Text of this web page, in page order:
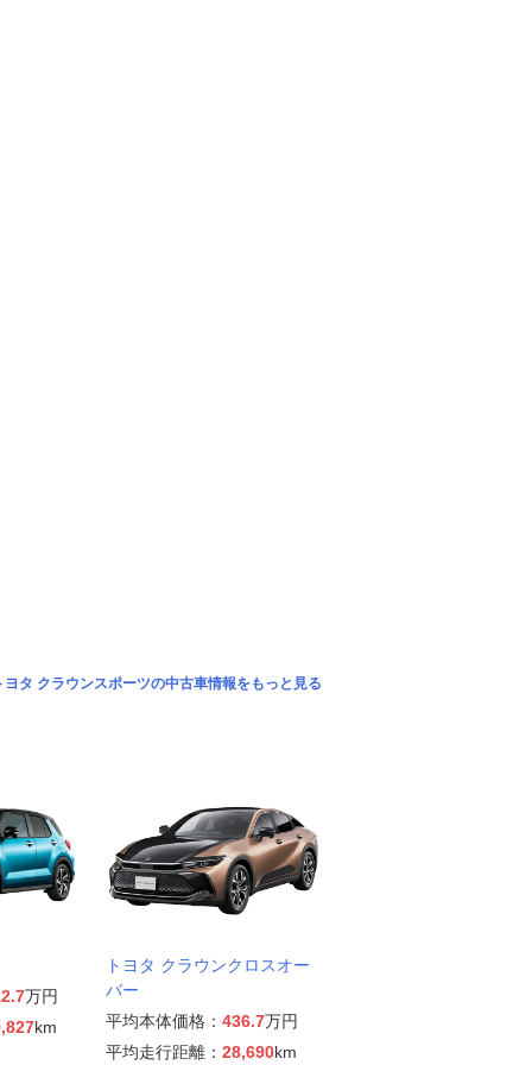
ヨタ クラウンスポーツの中古車情報をもっと見る
万円
km
トヨタ クラウンクロスオー
バー
平均本体価格： 436.7万円
平均走行距離： 28,690km